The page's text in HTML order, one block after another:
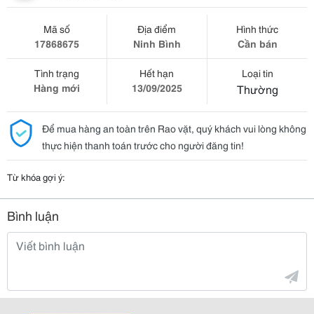
Mã số
17868675
Địa điểm
Ninh Bình
Hình thức
Cần bán
Tình trạng
Hàng mới
Hết hạn
13/09/2025
Loại tin
Thường
Để mua hàng an toàn trên Rao vặt, quý khách vui lòng không
thực hiện thanh toán trước cho người đăng tin!
Từ khóa gợi ý:
Bình luận